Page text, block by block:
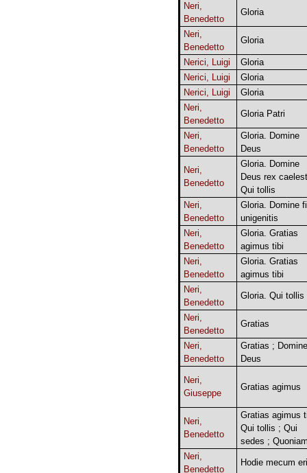
Neri,
Benedetto
Gloria
Neri,
Benedetto
Gloria
Nerici, Luigi
Gloria
Nerici, Luigi
Gloria
Nerici, Luigi
Gloria
Neri,
Benedetto
Gloria Patri
Neri,
Benedetto
Gloria. Domine
Deus
Neri,
Benedetto
Gloria. Domine
Deus rex
Qui tollis
Neri,
Benedetto
Gloria. Domine
unigenitis
Neri,
Benedetto
Gloria. Gratias
agimus tibi
Neri,
Benedetto
Gloria. Gratias
agimus tibi
Neri,
Benedetto
Gloria. Qui tollis
Neri,
Benedetto
Gratias
Neri,
Benedetto
Gratias ; Domine
Deus
Neri,
Giuseppe
Gratias agimus
Neri,
Benedetto
Gratias agimus
Qui tollis ; Qui
sedes ;
Neri,
Benedetto
Hodie mecum